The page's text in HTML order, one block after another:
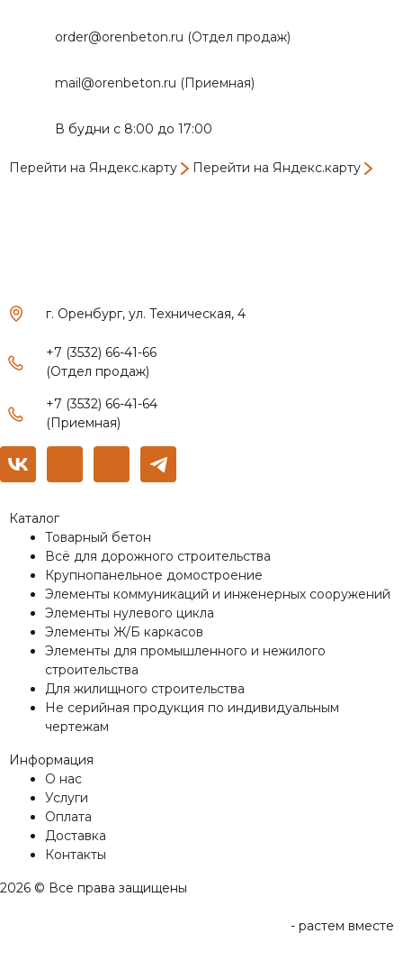
order@orenbeton.ru (Отдел продаж)
mail@orenbeton.ru (Приемная)
В будни с 8:00 до 17:00
Перейти на Яндекс.карту Перейти на Яндекс.карту
г. Оренбург, ул. Техническая, 4
+7 (3532) 66-41-66
(Отдел продаж)
+7 (3532) 66-41-64
(Приемная)
Каталог
Товарный бетон
Всё для дорожного строительства
Крупнопанельное домостроение
Элементы коммуникаций и инженерных сооружений
Элементы нулевого цикла
Элементы Ж/Б каркасов
Элементы для промышленного и нежилого
строительства
Для жилищного строительства
Не серийная продукция по индивидуальным
чертежам
Информация
О нас
Услуги
Оплата
Доставка
Контакты
2026 © Все права защищены
- растем вместе